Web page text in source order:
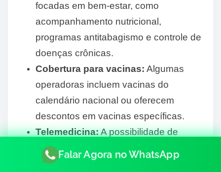
focadas em bem-estar, como
acompanhamento nutricional,
programas antitabagismo e controle de
doenças crônicas.
Cobertura para vacinas: Algumas
operadoras incluem vacinas do
calendário nacional ou oferecem
descontos em vacinas específicas.
Telemedicina:A possibilidade de
realizar consultas médicas online, o
que traz muita conveniência,
Falar Agora no WhatsApp